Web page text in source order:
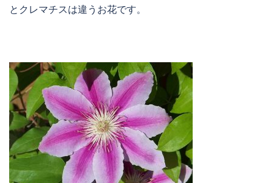
とクレマチスは違うお花です。